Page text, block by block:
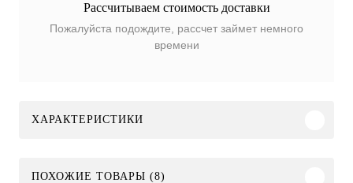
Рассчитываем стоимость доставки
Пожалуйста подождите, рассчет займет немного
времени
ХАРАКТЕРИСТИКИ
ПОХОЖИЕ ТОВАРЫ (8)